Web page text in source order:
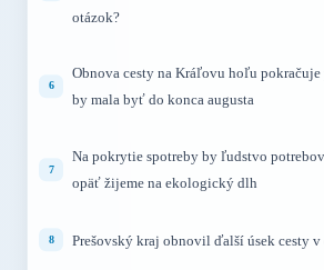
otázok?
Obnova cesty na Kráľovu hoľu
by mala byť do konca augusta
Na pokrytie spotreby by ľudstvo
opäť žijeme na ekologický dlh
Prešovský kraj obnovil ďalší úsek cesty v